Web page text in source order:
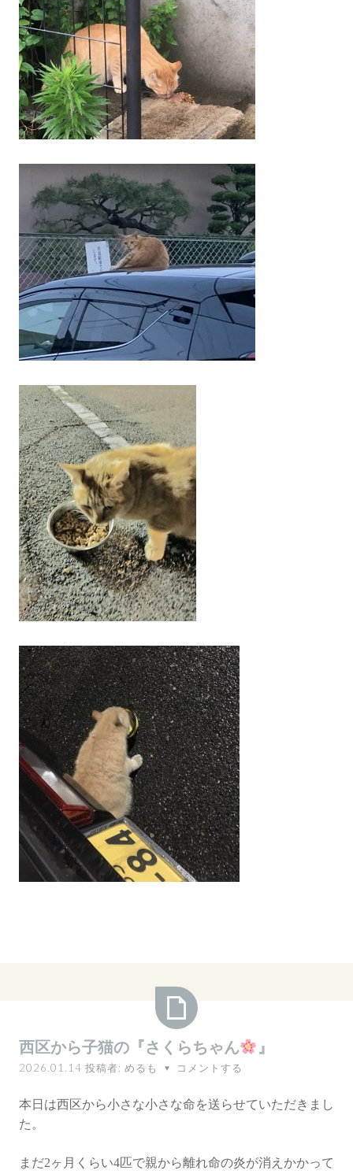
区
ら
の
西区から子猫の『さくらちゃん 』
2026.01.14 投稿者: めるも ♥ コメントする
本日は西区から小さな小さな命を送らせていただきまし
た。
まだ2ヶ月くらい4匹で親から離れ命の炎が消えかかって